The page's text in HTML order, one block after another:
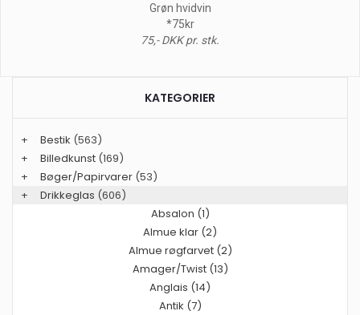
Grøn hvidvin
*75kr
75,- DKK pr. stk.
KATEGORIER
+ Bestik (563)
+
Billedkunst (169)
+
Bøger/Papirvarer (53)
+
Drikkeglas (606)
Absalon (1)
Almue klar (2)
Almue røgfarvet (2)
Amager/Twist (13)
Anglais (14)
Antik (7)